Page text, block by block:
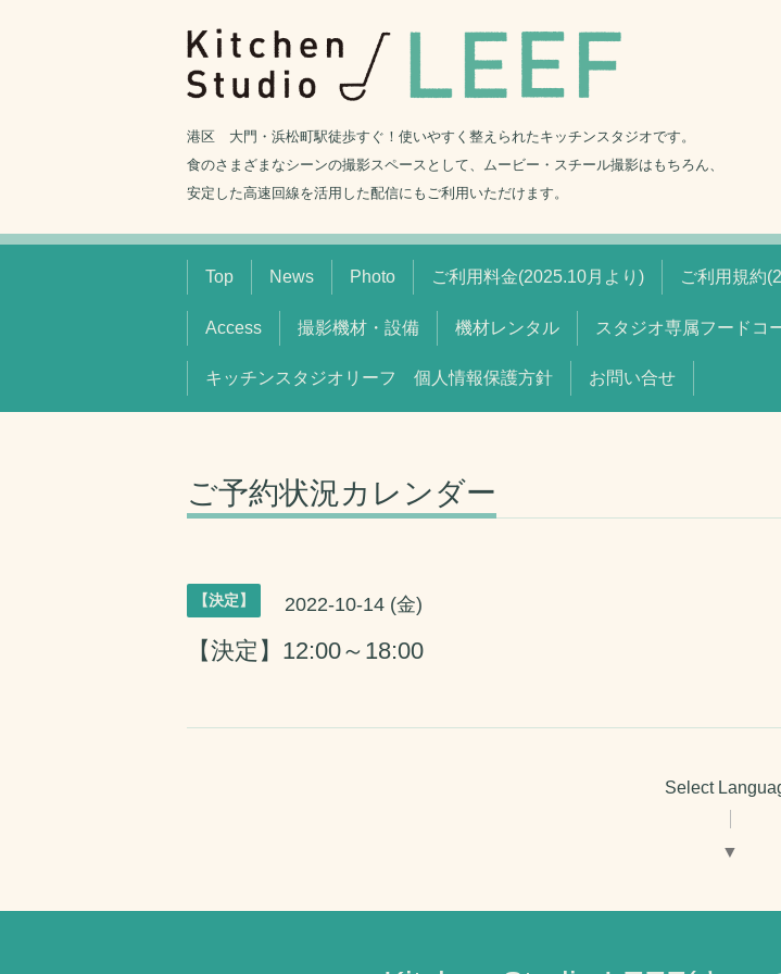
港区 大門・浜松町駅徒歩すぐ！使いやすく整えられたキッチンスタジオです。
食のさまざまなシーンの撮影スペースとして、ムービー・スチール撮影はもちろん、
安定した高速回線を活用した配信にもご利用いただけます。
Top News Photo ご利用料金(2025.10月より) ご利用規約
Access 撮影機材・設備 機材レンタル スタジオ専属フードコ
キッチンスタジオリーフ 個人情報保護方針 お問い合せ
ご予約状況カレンダー
【決定】 2022-10-14 (金)
【決定】12:00～18:00
Select
▼